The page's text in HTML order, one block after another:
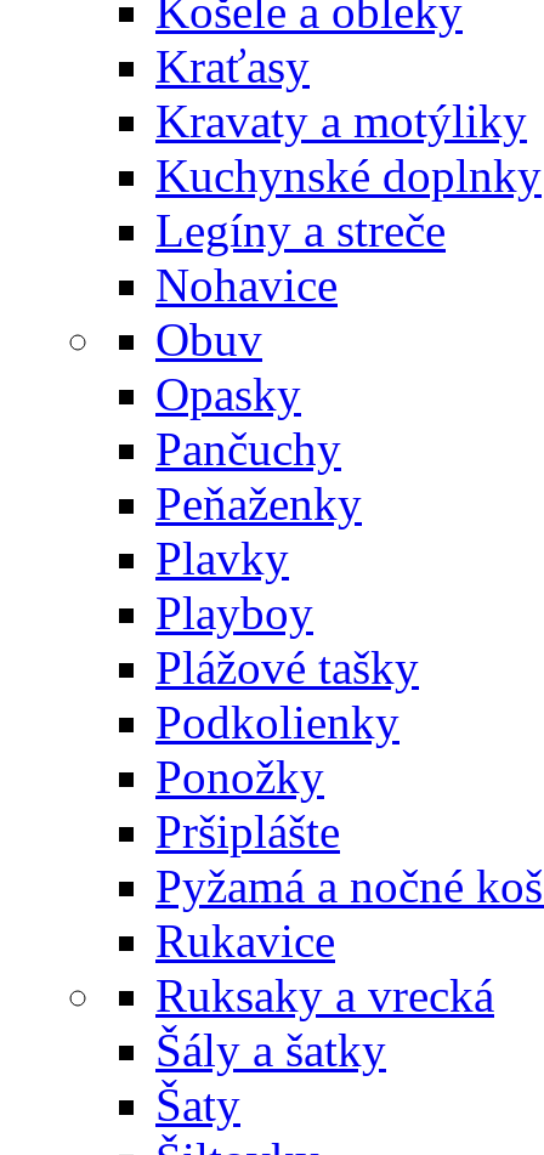
Košele a obleky
Kraťasy
Kravaty a motýliky
Kuchynské doplnky
Legíny a streče
Nohavice
Obuv
Opasky
Pančuchy
Peňaženky
Plavky
Playboy
Plážové tašky
Podkolienky
Ponožky
Pršiplášte
Pyžamá a nočné
Rukavice
Ruksaky a vrecká
Šály a šatky
Šaty